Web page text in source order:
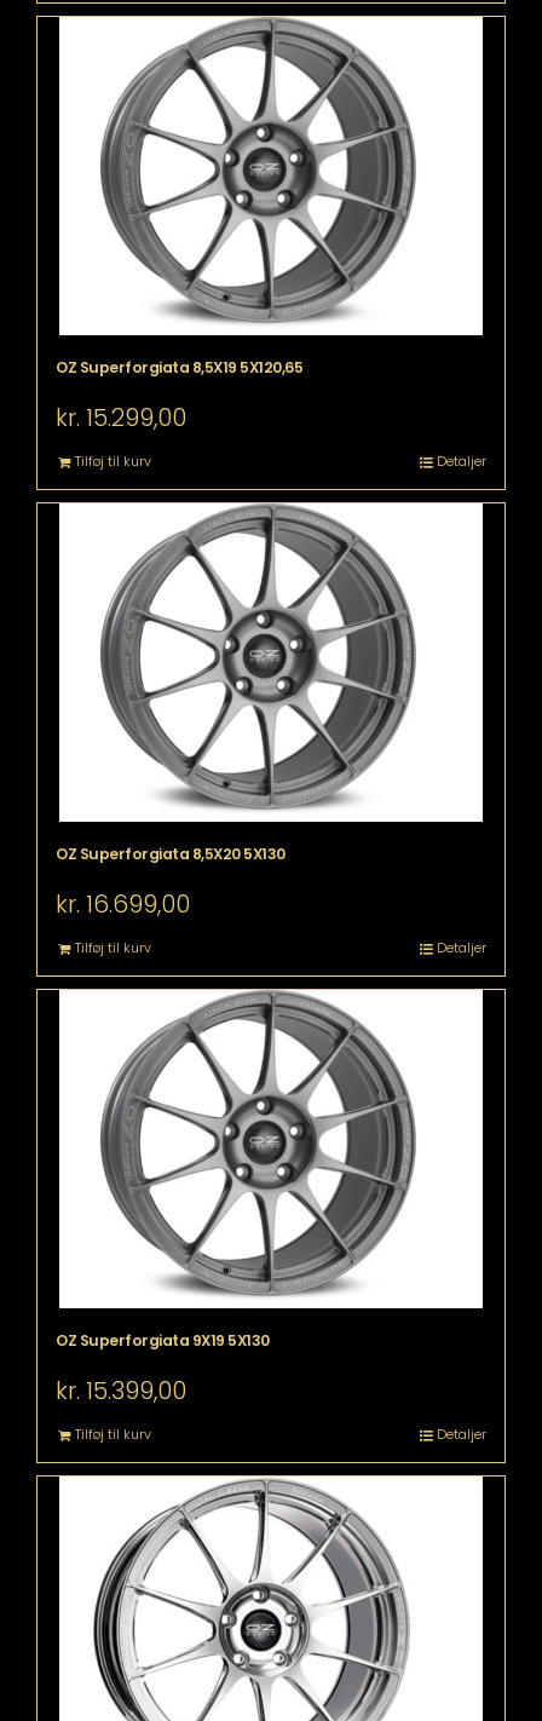
OZ Superforgiata 8,5X19 5X120,65
kr. 15.299,00
Tilføj til kurv Detaljer
OZ Superforgiata 8,5X20 5X130
kr. 16.699,00
Tilføj til kurv Detaljer
OZ Superforgiata 9X19 5X130
kr. 15.399,00
Tilføj til kurv Detaljer